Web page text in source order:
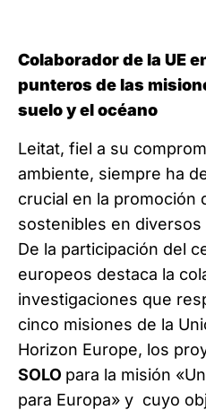
Colaborador de la UE
punteros de las
suelo y el océano
Leitat, fiel a su
ambiente, siempre ha
crucial en la promoción
sostenibles en
De la participación del
europeos destaca la
investigaciones que
cinco misiones de la
Horizon Europe, los
SOLO para la misión
para Europa» y cuyo